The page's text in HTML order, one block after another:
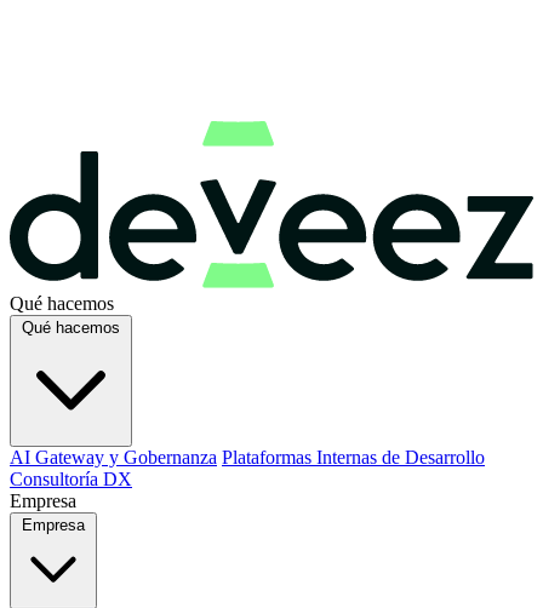
Qué hacemos
AI Gateway y Gobernanza Plataformas Internas de Desarrollo
Consultoría DX
Empresa
Empresa